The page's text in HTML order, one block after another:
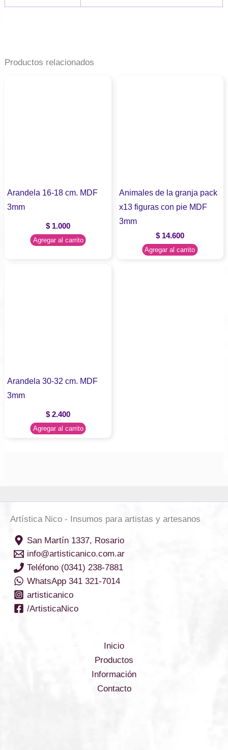
Productos relacionados
Arandela 16-18 cm. MDF
3mm
$ 1.000
Agregar al carrito
Animales de la granja pack
x13 figuras con pie MDF
3mm
$14.600
Agregar al carrito
Arandela 30-32 cm. MDF
3mm
$ 2.400
Agregar al carrito
Artística Nico - Insumos para artistas y artesanos
San Martín 1337, Rosario
info@artisticanico.com.ar
Teléfono (0341) 238-7881
WhatsApp 341 321-7014
artisticanico
/ArtisticaNico
Inicio
Productos
Información
Contacto